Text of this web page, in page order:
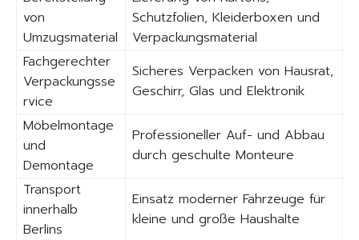
von
Umzugsmaterial
Schutzfolien, Kleiderboxen und
Verpackungsmaterial
Fachgerechter
Verpackungsse
rvice
Sicheres Verpacken von Hausrat,
Geschirr, Glas und Elektronik
Möbelmontage
und
Demontage
Professioneller Auf- und Abbau
durch geschulte Monteure
Transport
innerhalb
Berlins
Einsatz moderner Fahrzeuge für
kleine und große Haushalte